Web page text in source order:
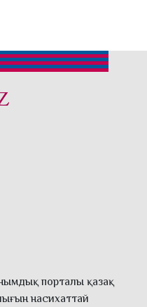
порталы қазақ
насихаттай